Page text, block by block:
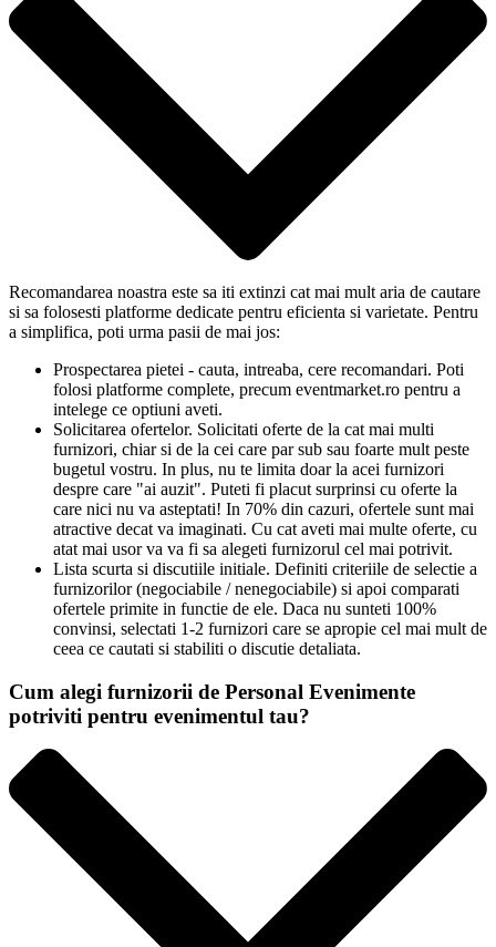
Recomandarea noastra este sa iti extinzi cat mai mult aria de cautare
si sa folosesti platforme dedicate pentru eficienta si varietate. Pentru
a simplifica, poti urma pasii de mai jos:
Prospectarea pietei - cauta, intreaba, cere recomandari. Poti
folosi platforme complete, precum eventmarket.ro pentru a
intelege ce optiuni aveti.
Solicitarea ofertelor. Solicitati oferte de la cat mai multi
furnizori, chiar si de la cei care par sub sau foarte mult peste
bugetul vostru. In plus, nu te limita doar la acei furnizori
despre care "ai auzit". Puteti fi placut surprinsi cu oferte la
care nici nu va asteptati! In 70% din cazuri, ofertele sunt mai
atractive decat va imaginati. Cu cat aveti mai multe oferte, cu
atat mai usor va va fi sa alegeti furnizorul cel mai potrivit.
Lista scurta si discutiile initiale. Definiti criteriile de selectie a
furnizorilor (negociabile / nenegociabile) si apoi comparati
ofertele primite in functie de ele. Daca nu sunteti 100%
convinsi, selectati 1-2 furnizori care se apropie cel mai mult de
ceea ce cautati si stabiliti o discutie detaliata.
Cum alegi furnizorii de Personal Evenimente
potriviti pentru evenimentul tau?